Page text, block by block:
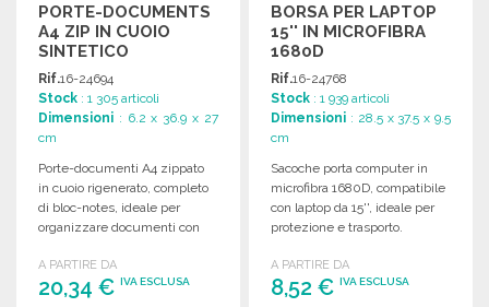
PORTE-DOCUMENTS
A4 ZIP IN CUOIO
SINTETICO
Rif.16-24694
Stock : 1 305 articoli
Dimensioni : 6.2 x 36.9 x 27
cm
Porte-documenti A4 zippato
in cuoio rigenerato, completo
di bloc-notes, ideale per
organizzare documenti con
A PARTIRE DA
20,34 € IVA ESCLUSA
BORSA PER LAPTOP
15'' IN MICROFIBRA
1680D
Rif.16-24768
Stock : 1 939 articoli
Dimensioni : 28.5 x 37.5 x 9.5
cm
Sacoche porta computer in
microfibra 1680D, compatibile
con laptop da 15'', ideale per
protezione e trasporto.
A PARTIRE DA
8,52 €IVA ESCLUSA